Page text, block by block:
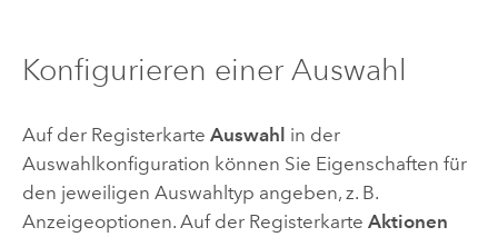
Konfigurieren einer Auswahl
Auf der Registerkarte Auswahl in der
Auswahlkonfiguration können Sie Eigenschaften für
den jeweiligen Auswahltyp angeben, z. B.
Anzeigeoptionen. Auf der Registerkarte Aktionen